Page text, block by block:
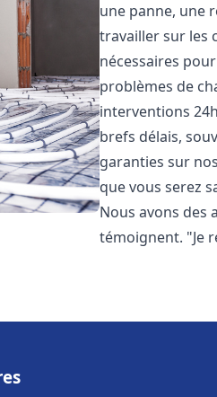
une panne, une
travailler sur les
nécessaires
problèmes de
interventions
brefs délais,
garanties sur
que vous serez
Nous avons des
témoignent. "Je